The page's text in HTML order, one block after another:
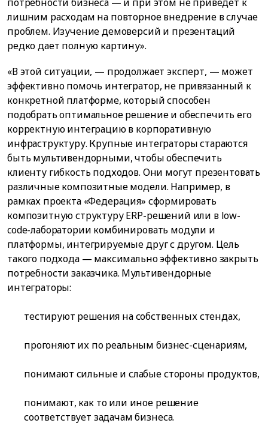
лишним расходам на повторное внедрение в случае
проблем. Изучение демоверсий и презентаций
редко дает полную картину».
«В этой ситуации, — продолжает эксперт, — может
эффективно помочь интегратор, не привязанный к
конкретной платформе, который способен
подобрать оптимальное решение и обеспечить его
корректную интеграцию в корпоративную
инфраструктуру. Крупные интеграторы стараются
быть мультивендорными, чтобы обеспечить
клиенту гибкость подходов. Они могут презентовать
различные композитные модели. Например, в
рамках проекта «Федерация» сформировать
композитную структуру ERP-решений или в low-
code-лаборатории комбинировать модули и
платформы, интегрируемые друг с другом. Цель
такого подхода — максимально эффективно закрыть
потребности заказчика. Мультивендорные
интеграторы:
тестируют решения на собственных стендах,
прогоняют их по реальным бизнес-сценариям,
понимают сильные и слабые стороны продуктов,
понимают, как то или иное решение
соответствует задачам бизнеса.